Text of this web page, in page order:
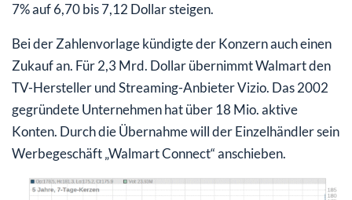
7% auf 6,70 bis 7,12 Dollar steigen.
Bei der Zahlenvorlage kündigte der Konzern auch einen
Zukauf an. Für 2,3 Mrd. Dollar übernimmt Walmart den
TV-Hersteller und Streaming-Anbieter Vizio. Das 2002
gegründete Unternehmen hat über 18 Mio. aktive
Konten. Durch die Übernahme will der Einzelhändler sein
Werbegeschäft „Walmart Connect“ anschieben.